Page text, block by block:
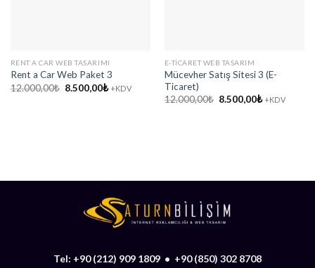
RENT A CAR WEB TASARIMI
Rent a Car Web Paket 3
12.000,00₺ Orijinal
8.500,00₺Şu
+KDV
E-TICARET WEB TASARIM
Mücevher Satış Sitesi 3 (E-
Ticaret)
12.000,00₺ Orijinal
8.500,00₺Şu
+KDV
Tel: +90 (212) 909 1809 • +90 (850) 302 8708